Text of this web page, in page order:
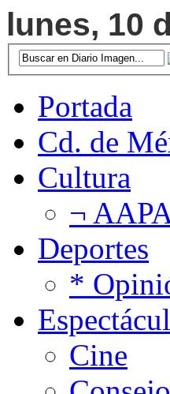
lunes, 10
Portada
Cd. de
Cultura
¬
Deportes
*
Cine